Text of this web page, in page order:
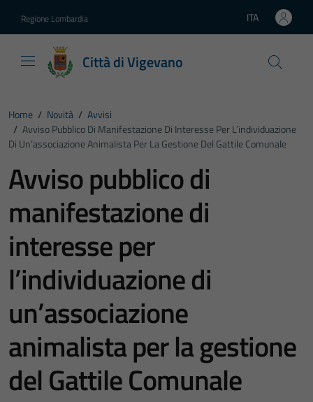
Regione Lombardia Lingua attiva:
ITA
Città di Vigevano
Home / Novità / Avvisi
/ Avviso Pubblico Di Manifestazione Di Interesse Per L’individuazione
Di Un’associazione Animalista Per La Gestione Del Gattile Comunale
Avviso pubblico di
manifestazione di
interesse per
l’individuazione di
un’associazione
animalista per la gestione
del Gattile Comunale